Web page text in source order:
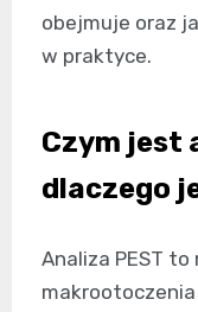
obejmuje oraz
w praktyce.
Czym jest
dlaczego
Analiza PEST